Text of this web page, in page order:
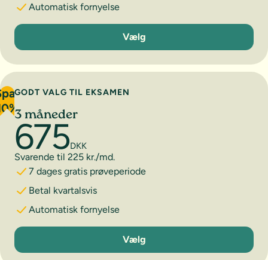
Automatisk fornyelse
1 måned
Vælg
GODT VALG TIL EKSAMEN
3 måneder
675DKK
Svarende til 225 kr./md.
7 dages gratis prøveperiode
Betal kvartalsvis
Automatisk fornyelse
3 måneder
Vælg